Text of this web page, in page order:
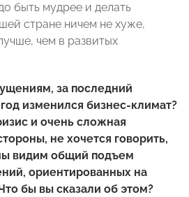
быть мудрее и делать
стране ничем не хуже,
чем в развитых
за последний
изменился бизнес-климат?
и очень сложная
не хочется говорить,
видим общий подъем
ориентированных на
бы вы сказали об этом?